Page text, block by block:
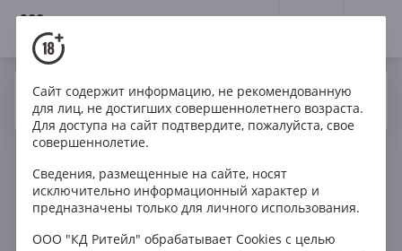
18+
Ваш город Москва ? Да
Вино Белое Игристое
Италия
Villa degli Olmi Belvila Prosecco DOC Spumante Extra
Dry in gift box
Сайт содержит информацию, не рекомендованную
для лиц, не достигших совершеннолетнего возраста.
Для доступа на сайт подтвердите, пожалуйста, свое
совершеннолетие.
Сведения, размещенные на сайте, носят
исключительно информационный характер и
предназначены только для личного использования.
ООО "КД Ритейл" обрабатывает Cookies с целью